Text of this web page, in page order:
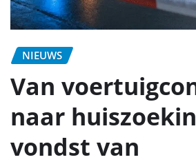
NIEUWS
Van
naar
vondst van